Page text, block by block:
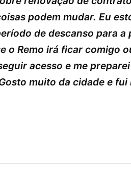
podem mudar. Eu
de descanso para a
o Remo irá ficar comigo
acesso e me
muito da cidade e fui